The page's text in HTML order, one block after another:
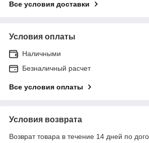
Все условия доставки
Условия оплаты
Наличными
Безналичный расчет
Все условия оплаты
Условия возврата
Возврат товара в течение 14 дней по